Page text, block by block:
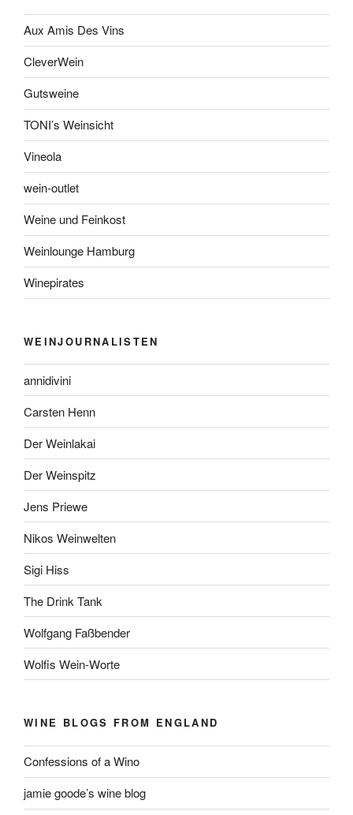
Aux Amis Des Vins
CleverWein
Gutsweine
TONI’s Weinsicht
Vineola
wein-outlet
Weine und Feinkost
Weinlounge Hamburg
Winepirates
WEINJOURNALISTEN
annidivini
Carsten Henn
Der Weinlakai
Der Weinspitz
Jens Priewe
Nikos Weinwelten
Sigi Hiss
The Drink Tank
Wolfgang Faßbender
Wolfis Wein-Worte
WINE BLOGS FROM ENGLAND
Confessions of a Wino
jamie goode’s wine blog